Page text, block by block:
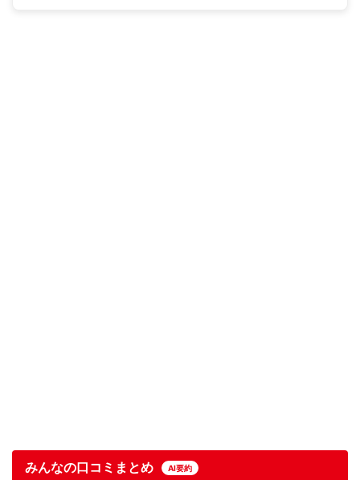
みんなの口コミまとめ AI要約